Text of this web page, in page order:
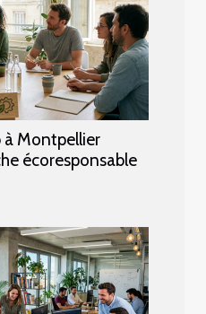
à Montpellier
écoresponsable